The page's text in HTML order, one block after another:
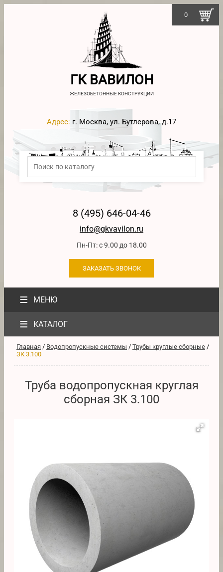
ГК ВАВИЛОН
ЖЕЛЕЗОБЕТОННЫЕ КОНСТРУКЦИИ
Адрес: г. Москва, ул. Бутлерова, д.17
8 (495) 646-04-46
info@gkvavilon.ru
Пн-Пт: с 9.00 до 18.00
ЗАКАЗАТЬ ЗВОНОК
≡ МЕНЮ
0
≡ КАТАЛОГ
Главная / Водопропускные системы / Трубы круглые сборные /
ЗК 3.100
Труба водопропускная круглая
сборная ЗК 3.100